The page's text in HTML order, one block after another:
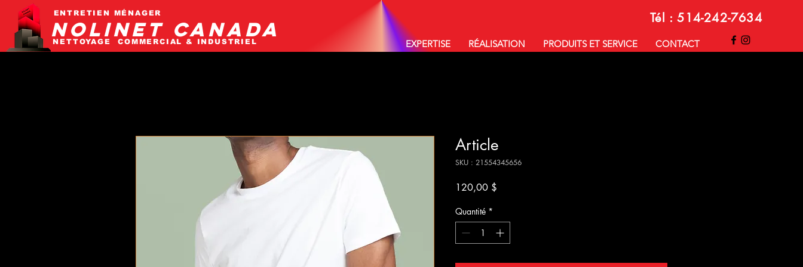
ENTRETIEN MÉNAGER
NOLINET CANADA
NETTOYAGE COMMERCIAL & INDUSTRIEL
Tél : 514-242-7634
EXPERTISE RÉALISATION PRODUITS ET SERVICE CONTACT
Article
SKU : 21554345656
120,00 $
Quantité *